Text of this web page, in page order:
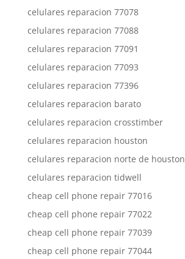
celulares reparacion 77078
celulares reparacion 77088
celulares reparacion 77091
celulares reparacion 77093
celulares reparacion 77396
celulares reparacion barato
celulares reparacion crosstimber
celulares reparacion houston
celulares reparacion norte de houston
celulares reparacion tidwell
cheap cell phone repair 77016
cheap cell phone repair 77022
cheap cell phone repair 77039
cheap cell phone repair 77044